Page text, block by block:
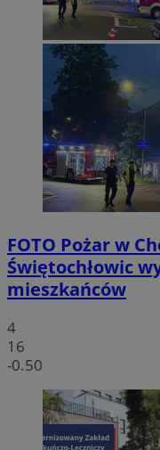
FOTO Pożar w
Świętochłowic
mieszkańców
4
16
-0.50